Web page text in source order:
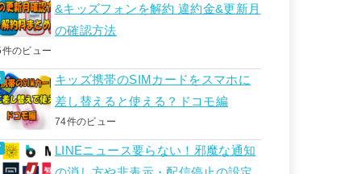
&キッズフォンを解約 違約金&更新月
の確認方法
のビュー
キッズ携帯のSIMカードをスマホに
差し替えると使える？ドコモ編
74件のビュー
LINEニュース要らない！邪魔な通知